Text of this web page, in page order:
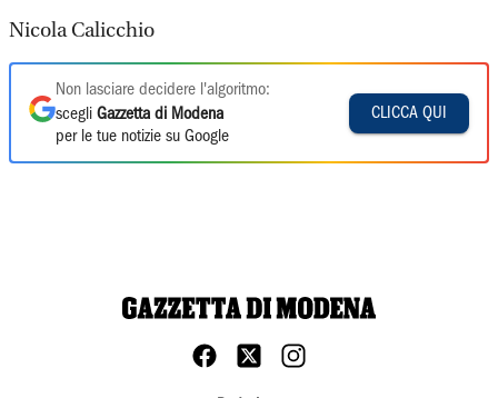
Nicola Calicchio
Non lasciare decidere l'algoritmo:
scegli Gazzetta di Modena
per le tue notizie su Google
CLICCA QUI